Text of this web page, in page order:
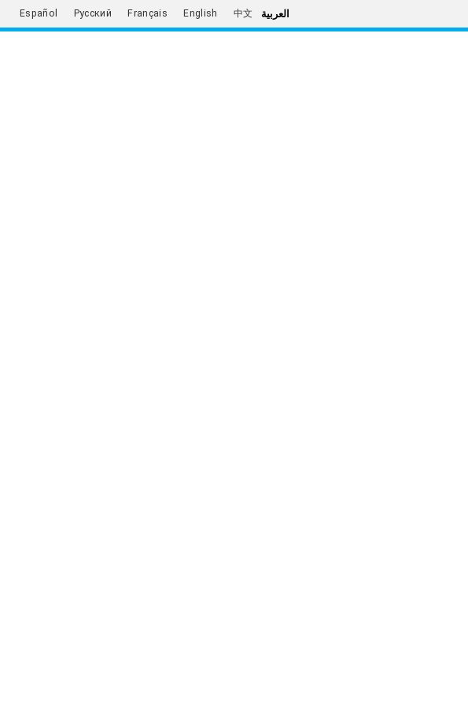
العربية 中文
English
Français
Русский
Español